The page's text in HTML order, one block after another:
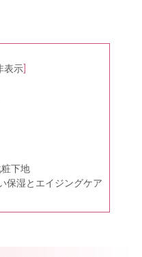
表示
下地
保湿とエイジングケア